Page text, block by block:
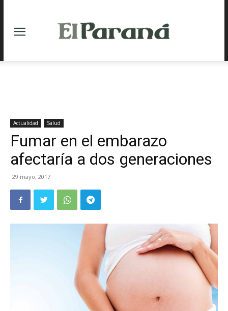
Actualidad Salud
Fumar en el embarazo
afectaría a dos generaciones
29 mayo, 2017